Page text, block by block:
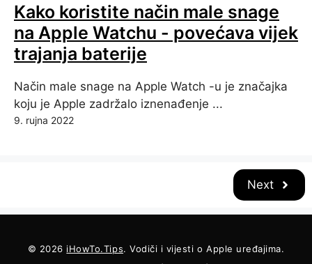
Kako koristite način male snage
na Apple Watchu - povećava vijek
trajanja baterije
Način male snage na Apple Watch -u je značajka
koju je Apple zadržalo iznenađenje ...
9. rujna 2022
Next
© 2026 iHowTo.Tips. Vodiči i vijesti o Apple uređajima.